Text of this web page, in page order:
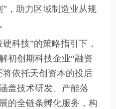
，助力区域制造业从规
科技”的策略指引下，
初创期科技企业“融资
依托天创资本的投后
盖技术研发、产能落
的全链条孵化服务，构